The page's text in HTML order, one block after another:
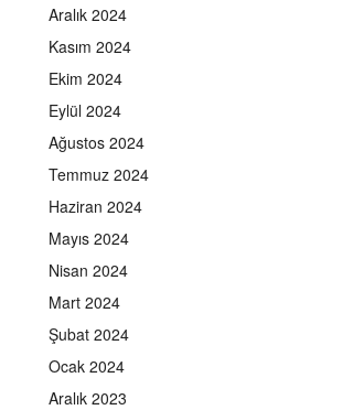
Aralık 2024
Kasım 2024
Ekim 2024
Eylül 2024
Ağustos 2024
Temmuz 2024
Haziran 2024
Mayıs 2024
Nisan 2024
Mart 2024
Şubat 2024
Ocak 2024
Aralık 2023